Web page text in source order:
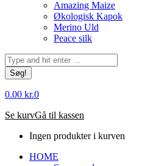
Amazing Maize
Økologisk Kapok
Merino Uld
Peace silk
Søg:
0.00 kr.0
Se kurvGå til kassen
Ingen produkter i kurven
HOME